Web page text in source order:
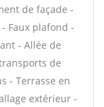
de façade -
Faux plafond -
- Allée de
de
- Terrasse en
extérieur -